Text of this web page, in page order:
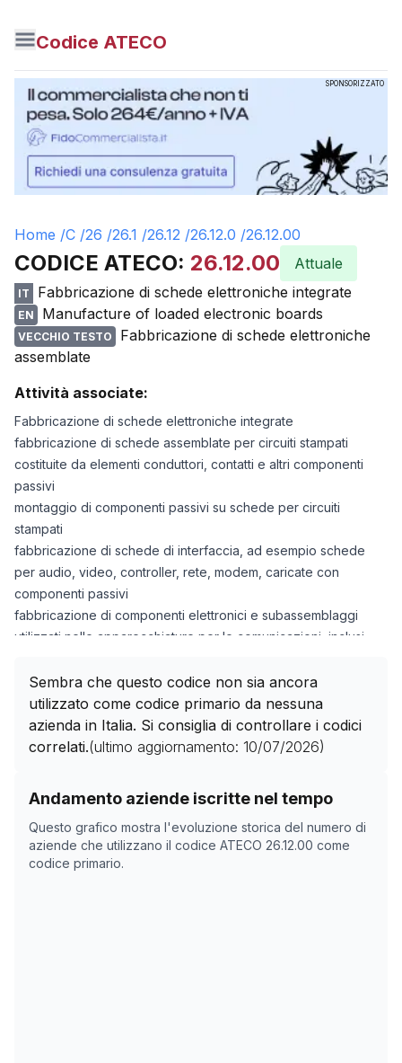
Codice ATECO
SPONSORIZZATO
Home /C /26 /26.1 /26.12 /26.12.0 /26.12.00
CODICE ATECO: 26.12.00 Attuale
IT Fabbricazione di schede elettroniche integrate
EN Manufacture of loaded electronic boards
VECCHIO TESTO
Fabbricazione di schede elettroniche
assemblate
Attività associate:
Fabbricazione di schede elettroniche integrate
fabbricazione di schede assemblate per circuiti stampati
costituite da elementi conduttori, contatti e altri componenti
passivi
montaggio di componenti passivi su schede per circuiti
stampati
fabbricazione di schede di interfaccia, ad esempio schede
per audio, video, controller, rete, modem, caricate con
componenti passivi
fabbricazione di componenti elettronici e subassemblaggi
utilizzati nelle apparecchiature per le comunicazioni, inclusi
Sembra che questo codice non sia ancora
utilizzato come codice primario da nessuna
azienda in Italia. Si consiglia di controllare i codici
correlati.(ultimo aggiornamento: 10/07/2026)
Andamento aziende iscritte nel tempo
Questo grafico mostra l'evoluzione storica del numero di
aziende che utilizzano il codice ATECO 26.12.00 come
codice primario.
Storico numero di aziende con codice ATECO
Data rilevazione
04/05/2025
0
26/10/2025